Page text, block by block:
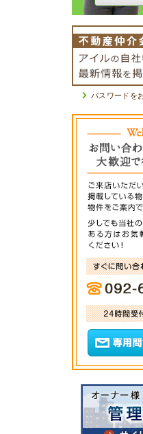
パスワードを